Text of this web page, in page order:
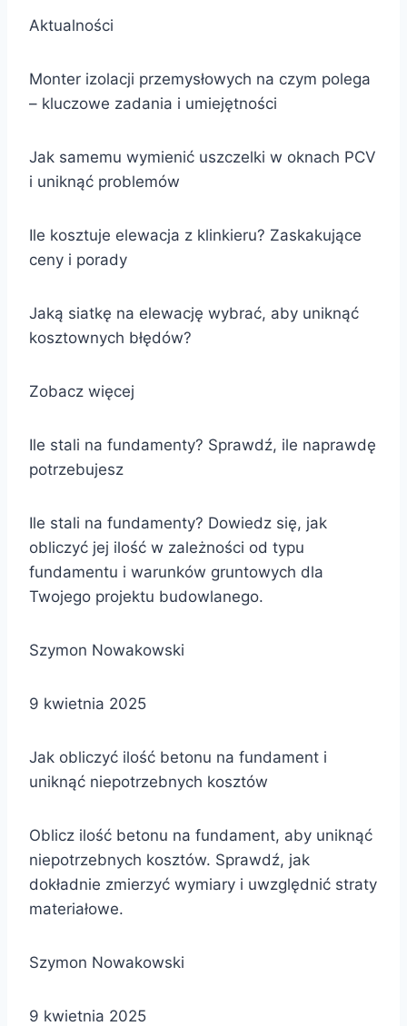
Aktualności
Monter izolacji przemysłowych na czym polega
– kluczowe zadania i umiejętności
Jak samemu wymienić uszczelki w oknach PCV
i uniknąć problemów
Ile kosztuje elewacja z klinkieru? Zaskakujące
ceny i porady
Jaką siatkę na elewację wybrać, aby uniknąć
kosztownych błędów?
Zobacz więcej
Ile stali na fundamenty? Sprawdź, ile naprawdę
potrzebujesz
Ile stali na fundamenty? Dowiedz się, jak
obliczyć jej ilość w zależności od typu
fundamentu i warunków gruntowych dla
Twojego projektu budowlanego.
Szymon Nowakowski
9 kwietnia 2025
Jak obliczyć ilość betonu na fundament i
uniknąć niepotrzebnych kosztów
Oblicz ilość betonu na fundament, aby uniknąć
niepotrzebnych kosztów. Sprawdź, jak
dokładnie zmierzyć wymiary i uwzględnić straty
materiałowe.
Szymon Nowakowski
9 kwietnia 2025